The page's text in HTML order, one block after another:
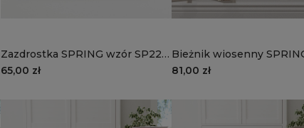
Zazdrostka SPRING wzór SP22 |
kolorowe pisanki
65,00 zł
Bieżnik wiosenny
SP21 | kury
81,00 zł